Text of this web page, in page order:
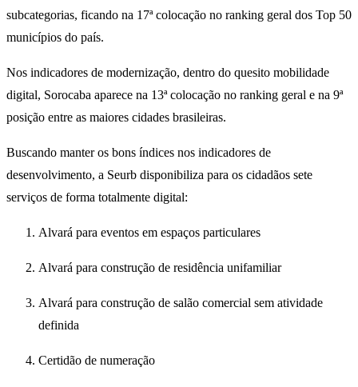
subcategorias, ficando na 17ª colocação no ranking geral dos Top 50
municípios do país.
Nos indicadores de modernização, dentro do quesito mobilidade
digital, Sorocaba aparece na 13ª colocação no ranking geral e na 9ª
posição entre as maiores cidades brasileiras.
Buscando manter os bons índices nos indicadores de
desenvolvimento, a Seurb disponibiliza para os cidadãos sete
serviços de forma totalmente digital:
Alvará para eventos em espaços particulares
Alvará para construção de residência unifamiliar
Alvará para construção de salão comercial sem atividade
definida
Certidão de numeração